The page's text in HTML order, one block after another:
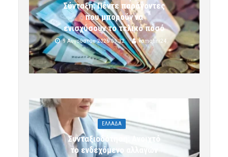
Σύνταξη: Πέντε παράγοντες
που μπορούν να
ενισχύσουν το τελικό ποσό
9 Αυγούστου 2026 09:32 komotini24
ΕΛΛΑΔΑ
Συνταξιοδότηση: Ανοιχτό
το ενδεχόμενο αλλαγών